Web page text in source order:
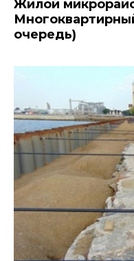
Жилой
очередь)